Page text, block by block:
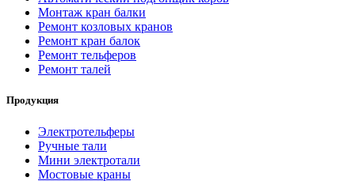
Монтаж кран балки
Ремонт козловых кранов
Ремонт кран балок
Ремонт тельферов
Ремонт талей
Продукция
Электротельферы
Ручные тали
Мини электротали
Мостовые краны